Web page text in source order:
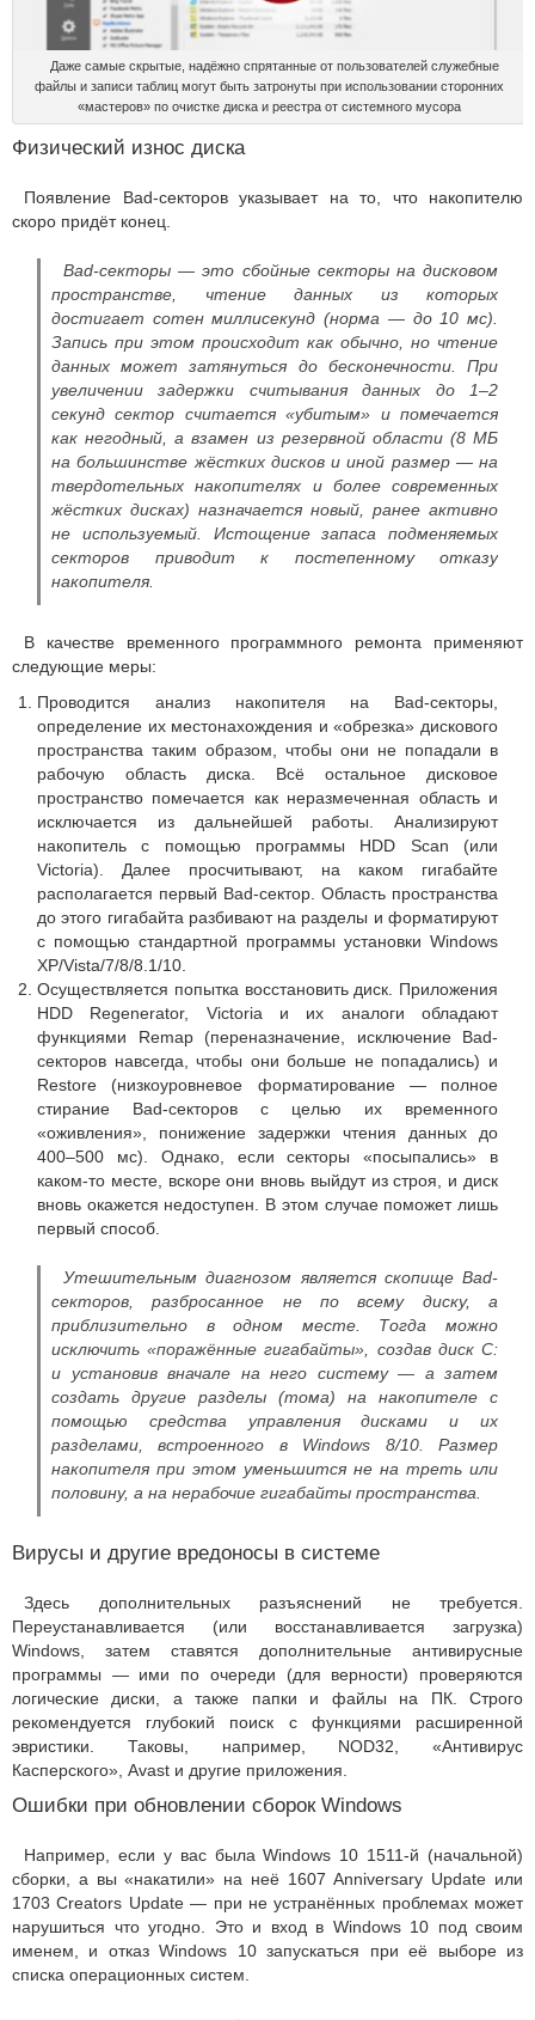
Даже самые скрытые, надёжно спрятанные от пользователей служебные
файлы и записи таблиц могут быть затронуты при использовании сторонних
«мастеров» по очистке диска и реестра от системного мусора
Физический износ диска
Появление Bad-секторов указывает на то, что накопителю
скоро придёт конец.
Bad-секторы — это сбойные секторы на дисковом
пространстве, чтение данных из которых
достигает сотен миллисекунд (норма — до 10 мс).
Запись при этом происходит как обычно, но чтение
данных может затянуться до бесконечности. При
увеличении задержки считывания данных до 1–2
секунд сектор считается «убитым» и помечается
как негодный, а взамен из резервной области (8 МБ
на большинстве жёстких дисков и иной размер — на
твердотельных накопителях и более современных
жёстких дисках) назначается новый, ранее активно
не используемый. Истощение запаса подменяемых
секторов приводит к постепенному отказу
накопителя.
В качестве временного программного ремонта применяют
следующие меры:
Проводится анализ накопителя на Bad-секторы,
определение их местонахождения и «обрезка» дискового
пространства таким образом, чтобы они не попадали в
рабочую область диска. Всё остальное дисковое
пространство помечается как неразмеченная область и
исключается из дальнейшей работы. Анализируют
накопитель с помощью программы HDD Scan (или
Victoria). Далее просчитывают, на каком гигабайте
располагается первый Bad-сектор. Область пространства
до этого гигабайта разбивают на разделы и форматируют
с помощью стандартной программы установки Windows
XP/Vista/7/8/8.1/10.
Осуществляется попытка восстановить диск. Приложения
HDD Regenerator, Victoria и их аналоги обладают
функциями Remap (переназначение, исключение Bad-
секторов навсегда, чтобы они больше не попадались) и
Restore (низкоуровневое форматирование — полное
стирание Bad-секторов с целью их временного
«оживления», понижение задержки чтения данных до
400–500 мс). Однако, если секторы «посыпались» в
каком-то месте, вскоре они вновь выйдут из строя, и диск
вновь окажется недоступен. В этом случае поможет лишь
первый способ.
Утешительным диагнозом является скопище Bad-
секторов, разбросанное не по всему диску, а
приблизительно в одном месте. Тогда можно
исключить «поражённые гигабайты», создав диск C:
и установив вначале на него систему — а затем
создать другие разделы (тома) на накопителе с
помощью средства управления дисками и их
разделами, встроенного в Windows 8/10. Размер
накопителя при этом уменьшится не на треть или
половину, а на нерабочие гигабайты пространства.
Вирусы и другие вредоносы в системе
Здесь дополнительных разъяснений не требуется.
Переустанавливается (или восстанавливается загрузка)
Windows, затем ставятся дополнительные антивирусные
программы — ими по очереди (для верности) проверяются
логические диски, а также папки и файлы на ПК. Строго
рекомендуется глубокий поиск с функциями расширенной
эвристики. Таковы, например, NOD32, «Антивирус
Касперского», Avast и другие приложения.
Ошибки при обновлении сборок Windows
Например, если у вас была Windows 10 1511-й (начальной)
сборки, а вы «накатили» на неё 1607 Anniversary Update или
1703 Creators Update — при не устранённых проблемах может
нарушиться что угодно. Это и вход в Windows 10 под своим
именем, и отказ Windows 10 запускаться при её выборе из
списка операционных систем.